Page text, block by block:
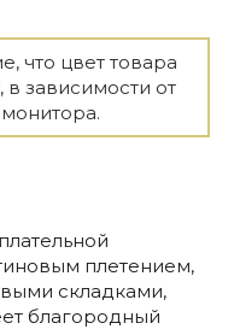
что цвет товара
в зависимости от
плетением,
складками,
благородный